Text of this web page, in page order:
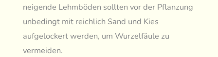
neigende Lehmböden sollten vor der Pflanzung
unbedingt mit reichlich Sand und Kies
aufgelockert werden, um Wurzelfäule zu
vermeiden.